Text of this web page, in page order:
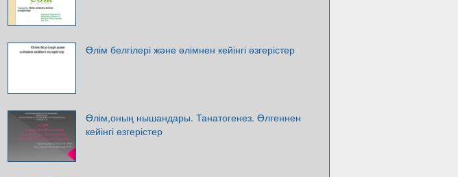
Өлім белгілері және өлімнен кейінгі өзгерістер
Өлім,оның нышандары. Танатогенез. Өлгеннен
кейінгі өзгерістер